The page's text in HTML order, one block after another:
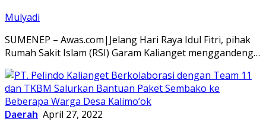
Mulyadi
SUMENEP – Awas.com|Jelang Hari Raya Idul Fitri, pihak
Rumah Sakit Islam (RSI) Garam Kalianget menggandeng…
Daerah April 27, 2022